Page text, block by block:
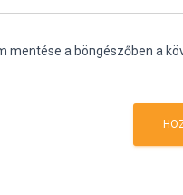
mentése a böngészőben a